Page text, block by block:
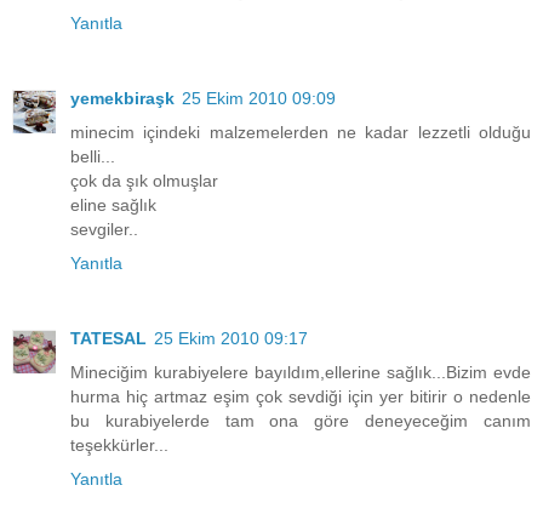
Yanıtla
yemekbiraşk 25 Ekim 2010 09:09
minecim içindeki malzemelerden ne kadar lezzetli olduğu
belli...
çok da şık olmuşlar
eline sağlık
sevgiler..
Yanıtla
TATESAL 25 Ekim 2010 09:17
Mineciğim kurabiyelere bayıldım,ellerine sağlık...Bizim evde
hurma hiç artmaz eşim çok sevdiği için yer bitirir o nedenle
bu kurabiyelerde tam ona göre deneyeceğim canım
teşekkürler...
Yanıtla